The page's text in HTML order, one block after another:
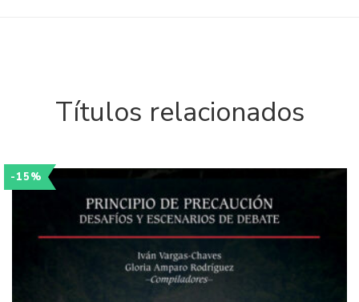
Títulos relacionados
-15%